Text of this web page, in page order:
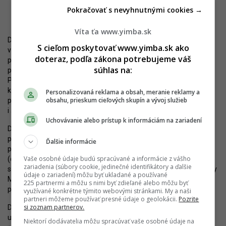
Autor: Nino Belovič / YIM.BA
Developer považuje práve zeleň a možnosti pre aktívne trávenie
voľného času v dotyku s bydliskom za jeden z hlavných benefitov
projektu. Preto je aj v ďalších etapách Borov kladený dôraz na
prevedenie exteriéru, kým samotné domy sú skôr racionálne.
Príkladom je štvrtá etapa Bory Na Hrádzi. Architektúru spracovala
kancelária Superatelier. Aj tu sa nachádza pomerne veľký objem
povrchového parkovania, zároveň však vznikol priestor pre zeleň
i šport.
Do budúcna Penta Real Estate avizuje redukciu terénneho
parkovania. Umiestňovať ho chce do podzemných garáží, kým
povrch budú tvoriť zelené vnútrobloky. To bude prípad najmä
(oficiálne) piatej a šiestej etapy, ktoré vzniknú opäť na mieste, kde
sa s bývaním pôvodne neuvažovalo – na mieste parkovísk pri Bory
Mall. Pripravované fázy od Studia Perspektiv už takmer
pripomínajú kompaktnú mestskú zástavbu.
Development, ktorý je poznačený do veľkej miery zastaraným
uvažovaním, sa tak postupne mení na štvrť s určitou dávkou
Víta ťa www.yimba.sk
S cieľom poskytovať www.yimba.sk ako
doteraz, podľa zákona potrebujeme váš
súhlas na:
Personalizovaná reklama a obsah, meranie reklamy a
obsahu, prieskum cieľových skupín a vývoj služieb
Uchovávanie alebo prístup k informáciám na zariadení
Ďalšie informácie
Vaše osobné údaje budú spracúvané a informácie z vášho
zariadenia (súbory cookie, jedinečné identifikátory a ďalšie
údaje o zariadení) môžu byť ukladané a používané
225 partnermi a môžu s nimi byť zdieľané alebo môžu byť
využívané konkrétne týmito webovými stránkami. My a naši
partneri môžeme používať presné údaje o geolokácii. Pozrite
si zoznam partnerov.
Niektorí dodávatelia môžu spracúvať vaše osobné údaje na
Pokračovať s nevyhnutnými cookies →